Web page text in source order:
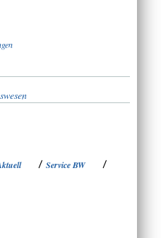
/ Service BW
/